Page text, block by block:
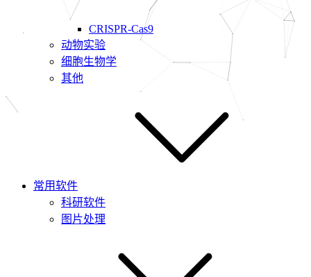
CRISPR-Cas9
动物实验
细胞生物学
其他
常用软件
科研软件
图片处理